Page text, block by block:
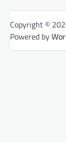
Copyright ©
Powered by